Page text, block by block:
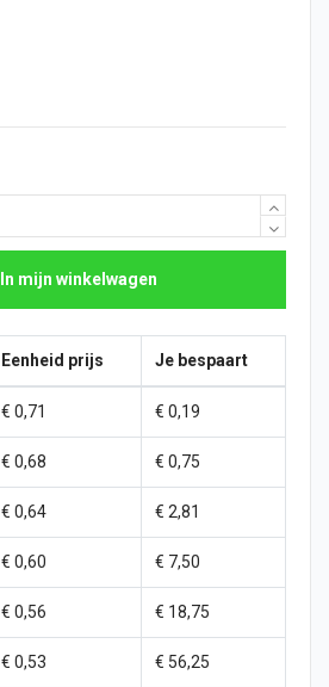
In mijn winkelwagen
Eenheid prijs Je bespaart
€ 0,71 € 0,19
€ 0,68 € 0,75
€ 0,64 € 2,81
€ 0,60 € 7,50
€ 0,56 € 18,75
€ 0,53 € 56,25